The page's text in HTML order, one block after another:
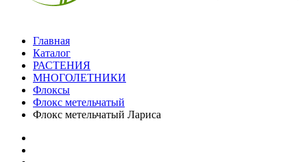
Главная
Каталог
РАСТЕНИЯ
МНОГОЛЕТНИКИ
Флоксы
Флокс метельчатый
Флокс метельчатый Лариса